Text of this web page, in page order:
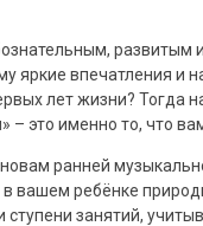
развитым
яркие впечатления и
лет жизни? Тогда
это именно то, что
ранней
в вашем ребёнке
занятий,